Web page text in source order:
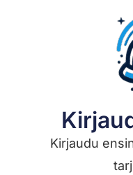
Kirjaudu